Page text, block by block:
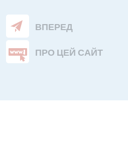
ВПЕРЕД
ПРО ЦЕЙ САЙТ